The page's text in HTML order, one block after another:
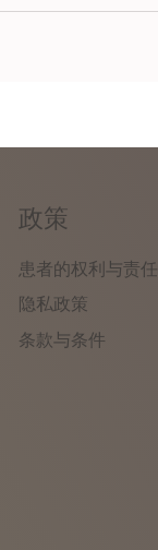
政策
患者的权利与责任
隐私政策
条款与条件